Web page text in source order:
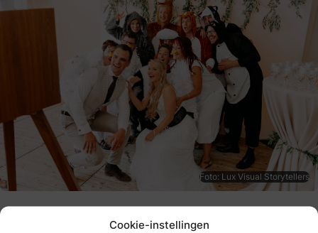
Cookie-instellingen
Foto: Lux Visual Storytellers